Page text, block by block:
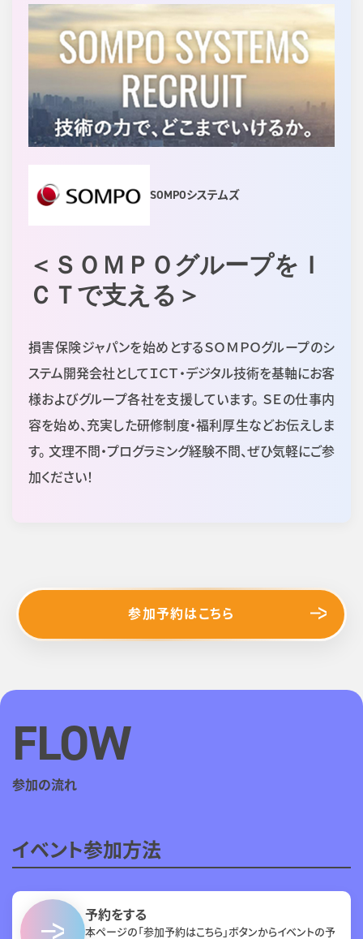
SOMPOシステムズ
＜ＳＯＭＰＯグループをＩ
ＣＴで支える＞
損害保険ジャパンを始めとするＳＯＭＰＯグループのシ
ステム開発会社としてＩＣＴ・デジタル技術を基軸にお客
様およびグループ各社を支援しています。 ＳＥの仕事内
容を始め、充実した研修制度・福利厚生などお伝えしま
す。 文理不問・プログラミング経験不問、ぜひ気軽にご参
加ください！
参加予約はこちら
FLOW
参加の流れ
イベント参加方法
予約をする
本ページの「参加予約はこちら」ボタンからイベントの予